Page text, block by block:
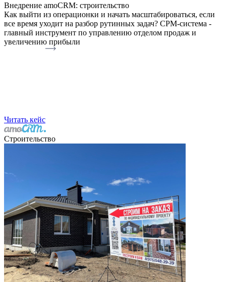
Внедрение amoCRM: строительство
Как выйти из операционки и начать масштабироваться, если
все время уходит на разбор рутинных задач? СРМ-система -
главный инструмент по управлению отделом продаж и
увеличению прибыли
Читать кейс
Строительство